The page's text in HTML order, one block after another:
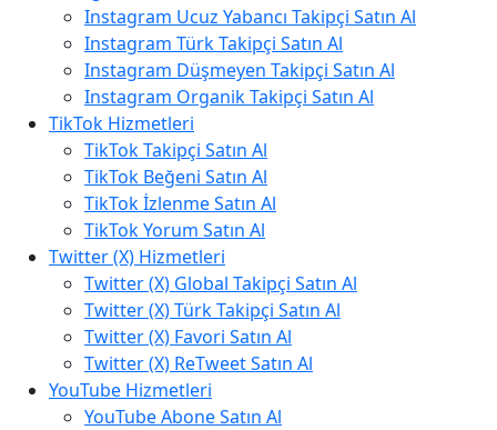
Instagram Ucuz Yabancı Takipçi Satın Al
Instagram Türk Takipçi Satın Al
Instagram Düşmeyen Takipçi Satın Al
Instagram Organik Takipçi Satın Al
TikTok Hizmetleri
TikTok Takipçi Satın Al
TikTok Beğeni Satın Al
TikTok İzlenme Satın Al
TikTok Yorum Satın Al
Twitter (X) Hizmetleri
Twitter (X) Global Takipçi Satın Al
Twitter (X) Türk Takipçi Satın Al
Twitter (X) Favori Satın Al
Twitter (X) ReTweet Satın Al
YouTube Hizmetleri
YouTube Abone Satın Al